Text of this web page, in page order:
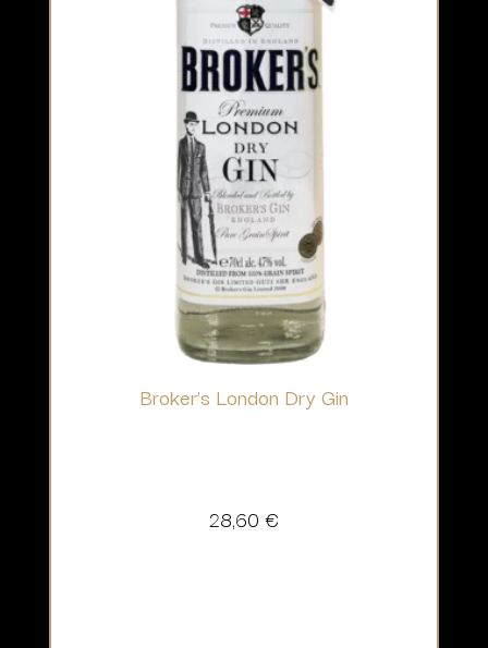
Broker’s London Dry Gin
28,60 €